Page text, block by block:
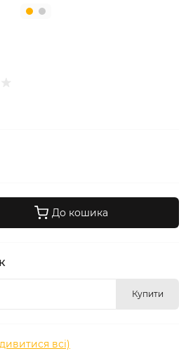
До кошика
Купити
всі)